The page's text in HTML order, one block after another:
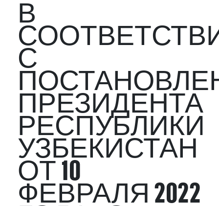
В
С
ПРЕЗИДЕНТА
РЕСПУБЛИКИ
УЗБЕКИСТАН
ОТ 10
ФЕВРАЛЯ 2022